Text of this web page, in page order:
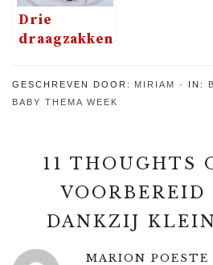
Drie
draagzakken
Welke is
mijn
GESCHREVEN DOOR: MIRIAM IN:
BABY THEMA WEEK
11 THOUGHTS
VOORBEREID
DANKZIJ
MARION POESTE